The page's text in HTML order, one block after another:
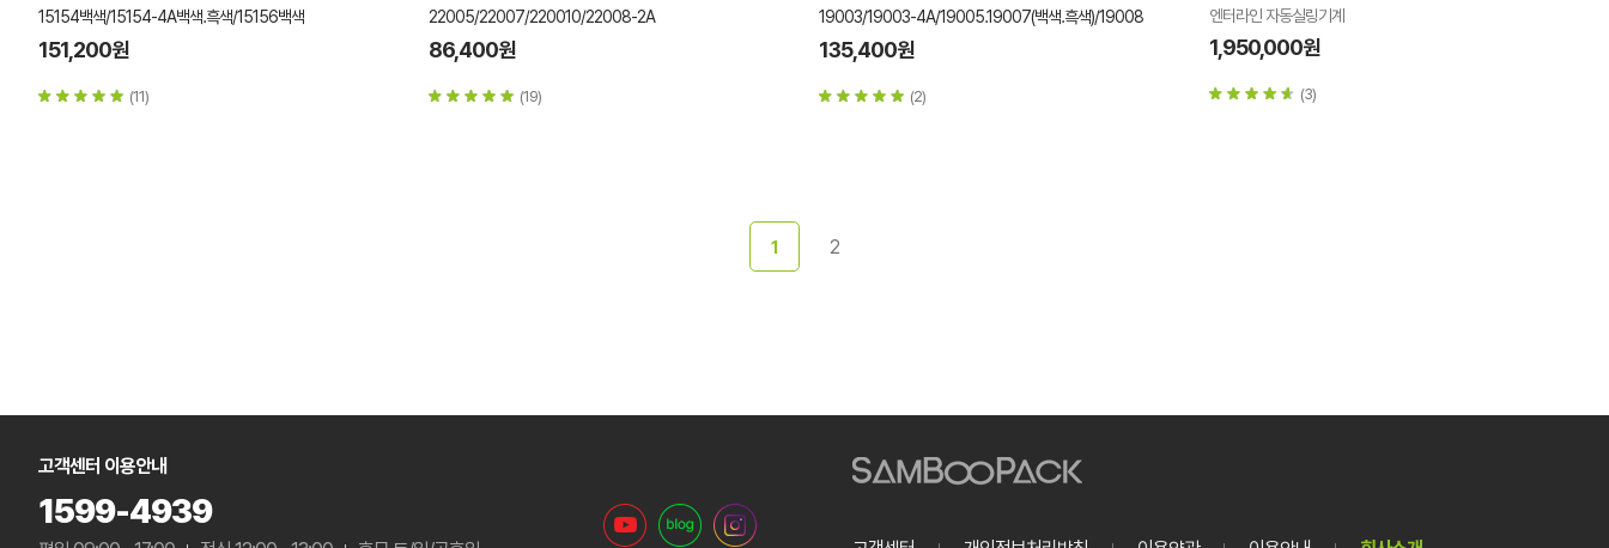
15154백색/15154-4A백색.흑색/15156백색
151,200원
(11)
22005/22007/220010/22008-2A
86,400원
(19)
19003/19003-4A/19005.19007(백색.흑색)/19008
135,400원
(2)
엔터라인 자동실링기계
1,950,000원
(3)
1 2
고객센터 이용안내
1599-4939